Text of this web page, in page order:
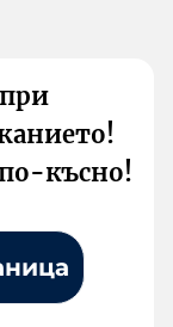
късно!